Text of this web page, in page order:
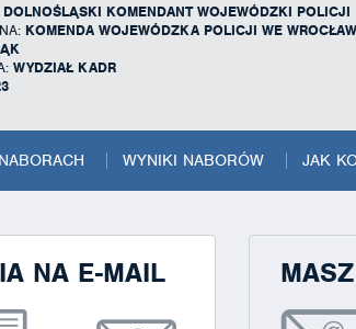
DOLNOŚLĄSKI KOMENDANT WOJEWÓDZKI POLICJI
KOMENDA WOJEWÓDZKA POLICJI WE
WYDZIAŁ KADR
WYNIKI NABORÓW JAK
NA E-MAIL